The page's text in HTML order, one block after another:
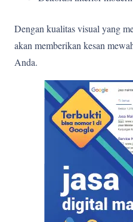
Dengan kualitas visual yang
akan memberikan kesan
Anda.